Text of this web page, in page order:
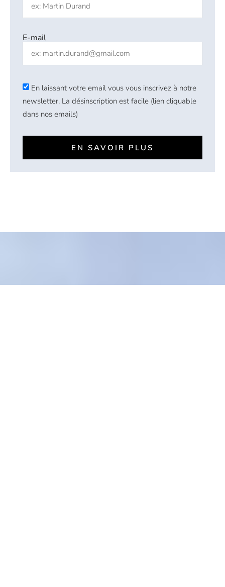
E-mail
En laissant votre email vous vous inscrivez à notre
newsletter. La désinscription est facile (lien cliquable
dans nos emails)
EN SAVOIR PLUS